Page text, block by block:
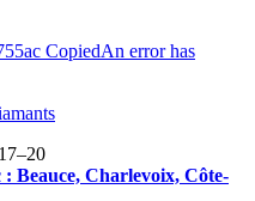
CopiedAn error has
: Beauce, Charlevoix, Côte-